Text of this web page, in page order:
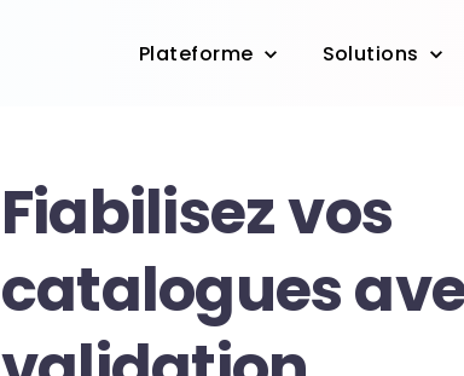
Plateforme Solutions
Fiabilisez vos
catalogues